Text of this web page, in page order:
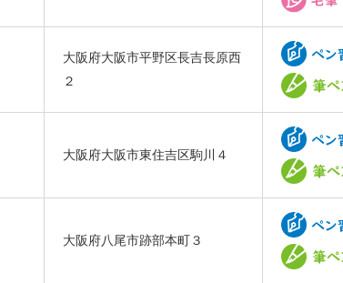
大阪府大阪市平野区長吉長原西
２
大阪府大阪市東住吉区駒川４
大阪府八尾市跡部本町３